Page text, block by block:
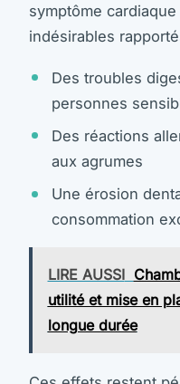
symptôme
indésirables
Des troubles
personnes
Des réactions
aux agrumes
Une érosion
consommation
LIRE AUSSI
utilité et mise en
longue durée